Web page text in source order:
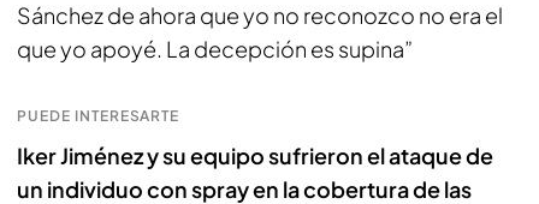
Sánchez de ahora que yo no reconozco no era el
que yo apoyé. La decepción es supina”
PUEDE INTERESARTE
Iker Jiménez y su equipo sufrieron el ataque de
un individuo con spray en la cobertura de las